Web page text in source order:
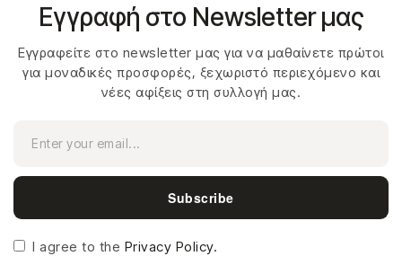
Εγγραφή στο Newsletter μας
Εγγραφείτε στο newsletter μας για να μαθαίνετε πρώτοι
για μοναδικές προσφορές, ξεχωριστό περιεχόμενο και
νέες αφίξεις στη συλλογή μας.
Subscribe
I agree to the Privacy Policy.